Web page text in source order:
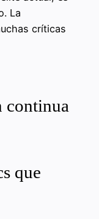
La
críticas
continua
que